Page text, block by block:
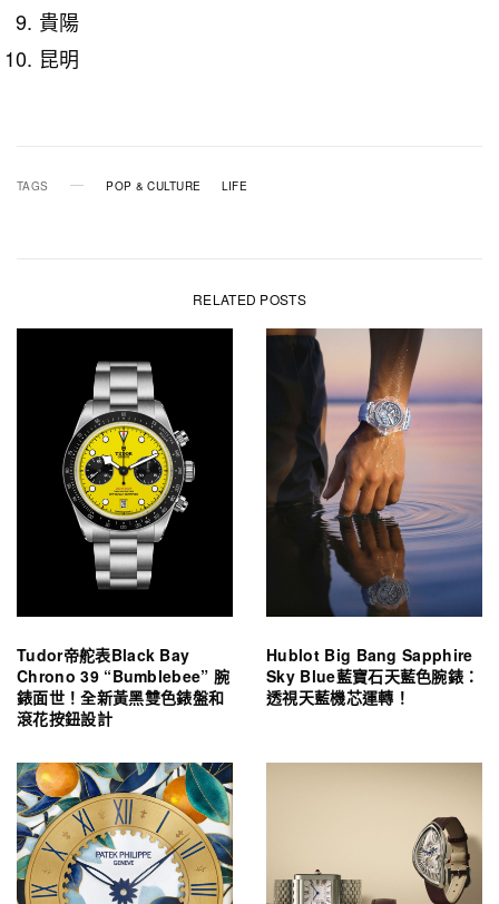
貴陽
昆明
TAGS POP & CULTURE LIFE
RELATED POSTS
Tudor帝舵表Black Bay
Chrono 39 “Bumblebee” 腕
錶面世！全新黃黑雙色錶盤和
滾花按鈕設計
Hublot Big Bang Sapphire
Sky Blue藍寶石天藍色腕錶：
透視天藍機芯運轉！